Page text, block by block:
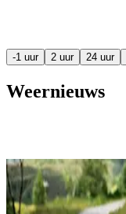
-1 uur 2 uur 24 uur
Weernieuws